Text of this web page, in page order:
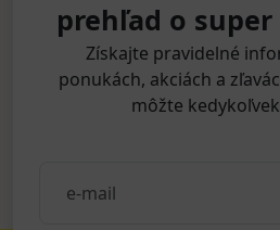
prehľad o
Získajte pravidelné
ponukách, akciách a
môžte